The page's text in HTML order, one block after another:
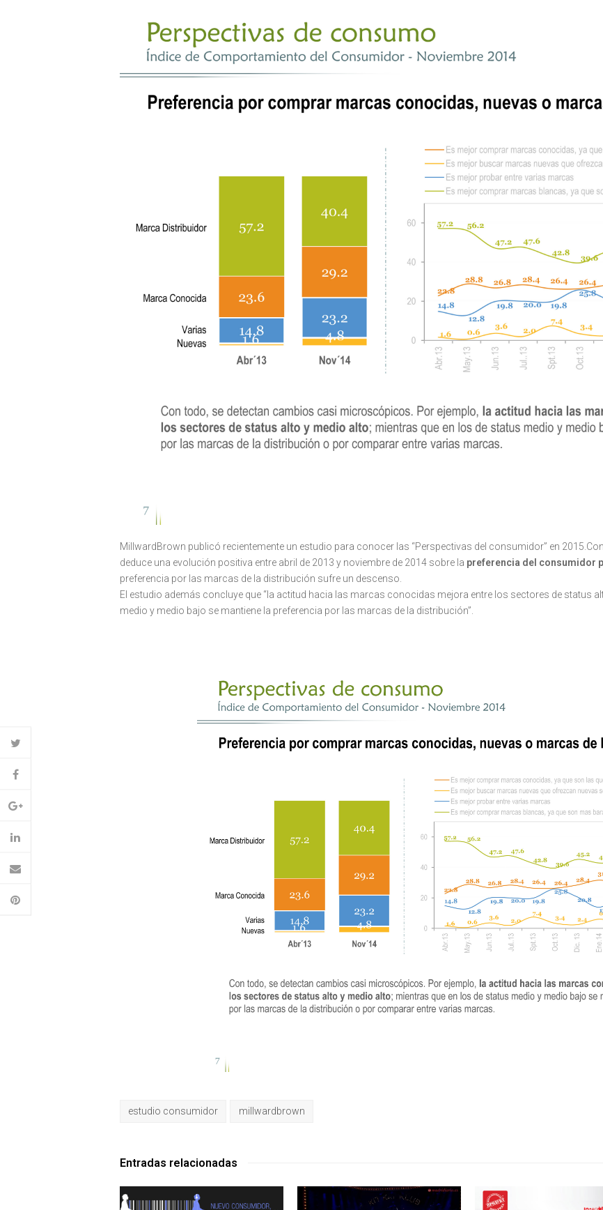
MillwardBrown publicó recientemente un estudio para conocer las “Perspectivas del consumidor” en 2015.
deduce una evolución positiva entre abril de 2013 y noviembre de 2014 sobre la preferencia del consumidor
preferencia por las marcas de la distribución sufre un descenso.
El estudio además concluye que “la actitud hacia las marcas conocidas mejora entre los sectores de status
medio y medio bajo se mantiene la preferencia por las marcas de la distribución”.
estudio consumidor millwardbrown
Entradas relacionadas